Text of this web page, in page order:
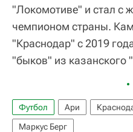
"Локомотиве" и стал с
чемпионом страны.
"Краснодар" с 2019
"быков" из казанского
Футбол Ари
Маркус Берг